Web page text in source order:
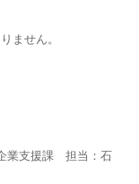
ません。
業支援課 担当：石